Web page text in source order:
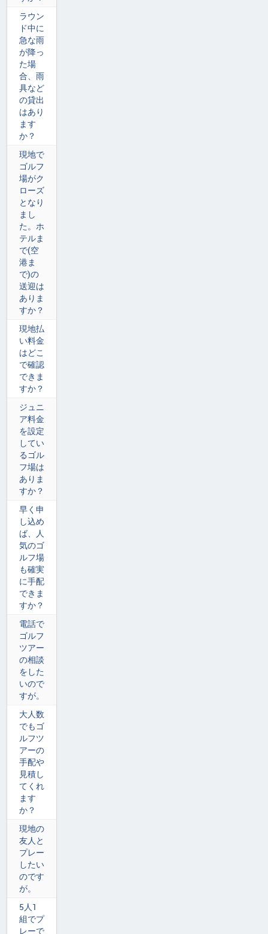
ラウン
ド中に
急な雨
が降っ
た場
合、雨
具など
の貸出
はあり
ます
か？
現地で
ゴルフ
場がク
ローズ
となり
まし
た。ホ
テルま
で(空
港ま
で)の
送迎は
ありま
すか？
現地払
い料金
はどこ
で確認
できま
すか？
ジュニ
ア料金
を設定
してい
るゴル
フ場は
ありま
すか？
早く申
し込め
ば、人
気のゴ
ルフ場
も確実
に手配
できま
すか？
電話で
ゴルフ
ツアー
の相談
をした
いので
すが。
大人数
でもゴ
ルフツ
アーの
手配や
見積し
てくれ
ます
か？
現地の
友人と
プレー
したい
のです
が。
5人1
組でプ
レーで